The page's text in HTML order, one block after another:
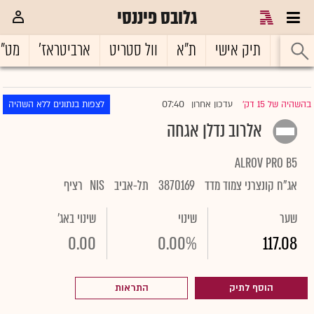
גלובס פיננסי
ראשי תיק אישי ת"א וול סטריט ארביטראז'
בהשהיה של 15 דק' |עדכון אחרון 07:40 לצפות בנתונים ללא השהיה
אלרוב נדלן אגחה
ALROV PRO B5
אג"ח קונצרני צמוד מדד 3870169 תל-אביב NIS רציף
שער
117.08
שינוי
0.00%
שינוי באג'
0.00
הוסף לתיק התראות